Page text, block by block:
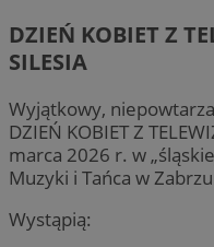
DZIEŃ KOBIET Z
SILESIA
Wyjątkowy,
DZIEŃ KOBIET Z
marca 2026 r. w
Muzyki i Tańca w
Wystąpią: